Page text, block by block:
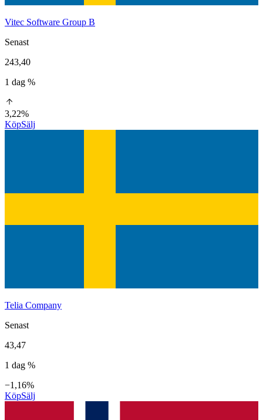
Vitec Software Group B
Senast
243,40
1 dag %
3,22%
KöpSälj
Telia Company
Senast
43,47
1 dag %
−1,16%
KöpSälj